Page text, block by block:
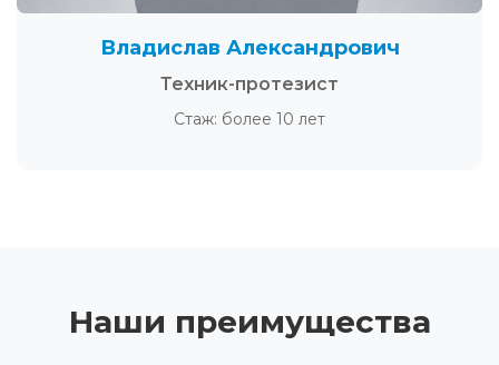
Владислав Александрович
Техник-протезист
Стаж: более 10 лет
Наши преимущества